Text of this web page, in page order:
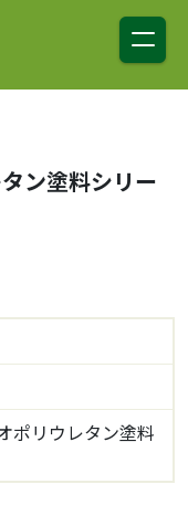
ン塗料シリー
ポリウレタン塗料